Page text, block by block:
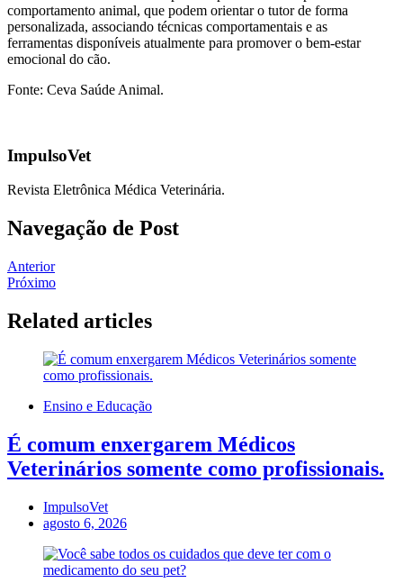
comportamento animal, que podem orientar o tutor de forma
personalizada, associando técnicas comportamentais e as
ferramentas disponíveis atualmente para promover o bem-estar
emocional do cão.
Fonte: Ceva Saúde Animal.
ImpulsoVet
Revista Eletrônica Médica Veterinária.
Navegação de Post
Anterior
Próximo
Related articles
Ensino e Educação
É comum enxergarem Médicos
Veterinários somente como profissionais.
ImpulsoVet
agosto 6, 2026